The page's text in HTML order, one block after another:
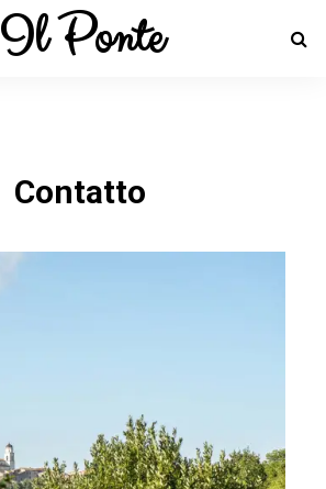
Il Ponte
Contatto